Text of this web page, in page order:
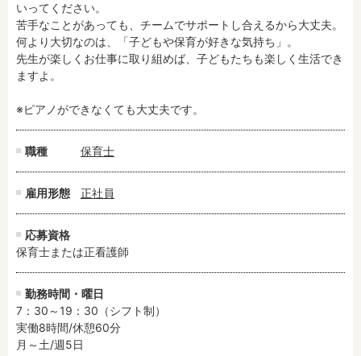
いってください。
苦手なことがあっても、チームでサポートし合えるから大丈夫。
何より大切なのは、「子どもや保育が好きな気持ち」。
先生が楽しくお仕事に取り組めば、子どもたちも楽しく生活でき
ますよ。
※ピアノができなくても大丈夫です。
職種 保育士
雇用形態 正社員
応募資格
保育士または正看護師
勤務時間・曜日
7：30～19：30（シフト制）
実働8時間/休憩60分
月～土/週5日
フリーワード検索